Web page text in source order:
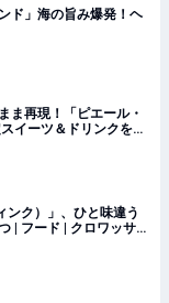
ド」海の旨み爆発！ヘ
ま再現！「ピエール・
イーツ＆ドリンクを堪
ンク）」、ひと味違う
| フード | クロワッサン